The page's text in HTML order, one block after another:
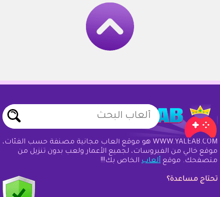
WWW.YALEAB.COM هو موقع ألعاب مجانية مصنفة حسب الفئات،
موقع خالي من الفيروسات، لجميع الأعمار ولعب بدون تنزيل من
متصفحك. موقع ألعاب الخاص بك!!!
تحتاج مساعدة؟